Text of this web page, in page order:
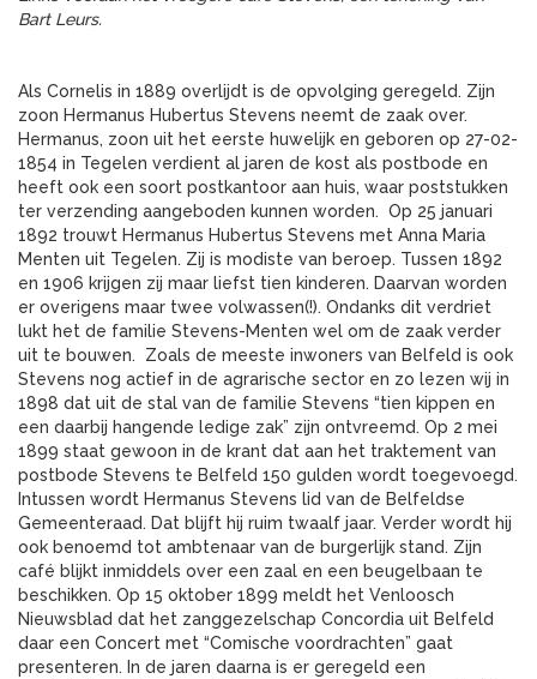
Bart Leurs.
Als Cornelis in 1889 overlijdt is de opvolging geregeld. Zijn
zoon Hermanus Hubertus Stevens neemt de zaak over.
Hermanus, zoon uit het eerste huwelijk en geboren op 27-02-
1854 in Tegelen verdient al jaren de kost als postbode en
heeft ook een soort postkantoor aan huis, waar poststukken
ter verzending aangeboden kunnen worden. Op 25 januari
1892 trouwt Hermanus Hubertus Stevens met Anna Maria
Menten uit Tegelen. Zij is modiste van beroep. Tussen 1892
en 1906 krijgen zij maar liefst tien kinderen. Daarvan worden
er overigens maar twee volwassen(!). Ondanks dit verdriet
lukt het de familie Stevens-Menten wel om de zaak verder
uit te bouwen. Zoals de meeste inwoners van Belfeld is ook
Stevens nog actief in de agrarische sector en zo lezen wij in
1898 dat uit de stal van de familie Stevens “tien kippen en
een daarbij hangende ledige zak” zijn ontvreemd. Op 2 mei
1899 staat gewoon in de krant dat aan het traktement van
postbode Stevens te Belfeld 150 gulden wordt toegevoegd.
Intussen wordt Hermanus Stevens lid van de Belfeldse
Gemeenteraad. Dat blijft hij ruim twaalf jaar. Verder wordt hij
ook benoemd tot ambtenaar van de burgerlijk stand. Zijn
café blijkt inmiddels over een zaal en een beugelbaan te
beschikken. Op 15 oktober 1899 meldt het Venloosch
Nieuwsblad dat het zanggezelschap Concordia uit Belfeld
daar een Concert met “Comische voordrachten” gaat
presenteren. In de jaren daarna is er geregeld een